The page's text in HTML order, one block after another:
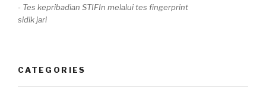
- Tes kepribadian STIFIn melalui tes fingerprint
sidik jari
CATEGORIES